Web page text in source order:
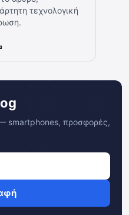
τεχνολογική
smartphones, προσφορές,